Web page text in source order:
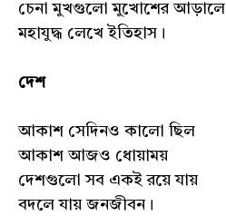
চেনা মুখগুলো মুখোশের আড়ালে
মহাযুদ্ধ লেখে ইতিহাস।
দেশ
আকাশ সেদিনও কালো ছিল
আকাশ আজও ধোয়াময়
দেশগুলো সব একই রয়ে যায়
বদলে যায় জনজীবন।